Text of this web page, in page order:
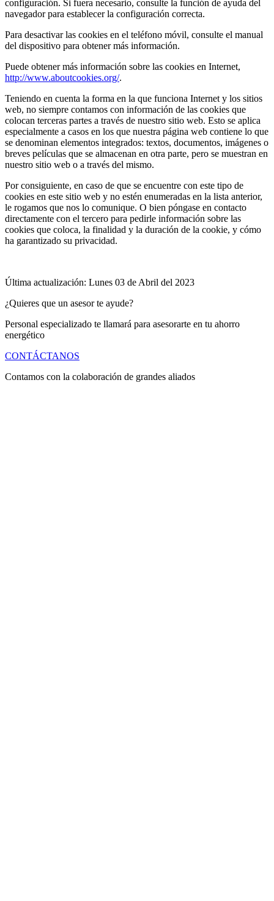
configuración. Si fuera necesario, consulte la función de ayuda del
navegador para establecer la configuración correcta.
Para desactivar las cookies en el teléfono móvil, consulte el manual
del dispositivo para obtener más información.
Puede obtener más información sobre las cookies en Internet,
http://www.aboutcookies.org/.
Teniendo en cuenta la forma en la que funciona Internet y los sitios
web, no siempre contamos con información de las cookies que
colocan terceras partes a través de nuestro sitio web. Esto se aplica
especialmente a casos en los que nuestra página web contiene lo que
se denominan elementos integrados: textos, documentos, imágenes o
breves películas que se almacenan en otra parte, pero se muestran en
nuestro sitio web o a través del mismo.
Por consiguiente, en caso de que se encuentre con este tipo de
cookies en este sitio web y no estén enumeradas en la lista anterior,
le rogamos que nos lo comunique. O bien póngase en contacto
directamente con el tercero para pedirle información sobre las
cookies que coloca, la finalidad y la duración de la cookie, y cómo
ha garantizado su privacidad.
Última actualización: Lunes 03 de Abril del 2023
¿Quieres que un asesor te ayude?
Personal especializado te llamará para asesorarte en tu ahorro
energético
CONTÁCTANOS
Contamos con la colaboración de grandes aliados